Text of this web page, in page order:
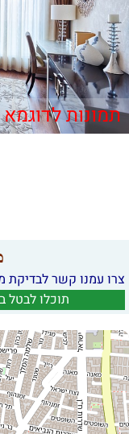
תמונות
צרו עמנו קשר לבדיקת
תוכלו לבטל